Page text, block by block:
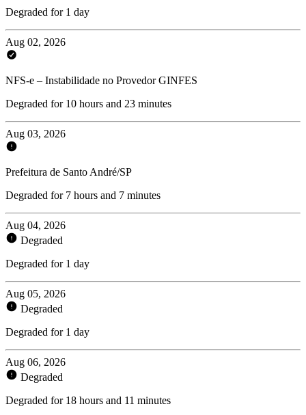
Degraded for 1 day
Aug 02, 2026
NFS-e – Instabilidade no Provedor GINFES
Degraded for 10 hours and 23 minutes
Aug 03, 2026
Prefeitura de Santo André/SP
Degraded for 7 hours and 7 minutes
Aug 04, 2026
Degraded
Degraded for 1 day
Aug 05, 2026
Degraded
Degraded for 1 day
Aug 06, 2026
Degraded
Degraded for 18 hours and 11 minutes